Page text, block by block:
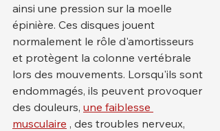
ainsi une pression sur la moelle
épinière. Ces disques jouent
normalement le rôle d'amortisseurs
et protègent la colonne vertébrale
lors des mouvements. Lorsqu'ils sont
endommagés, ils peuvent provoquer
des douleurs, une faiblesse
musculaire , des troubles nerveux,